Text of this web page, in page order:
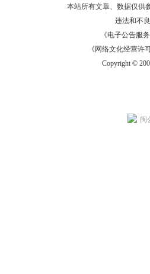
本站所有文章、数据仅供
违法和不
《电子公告服务
《网络文化经营许
Copyright ©
闽